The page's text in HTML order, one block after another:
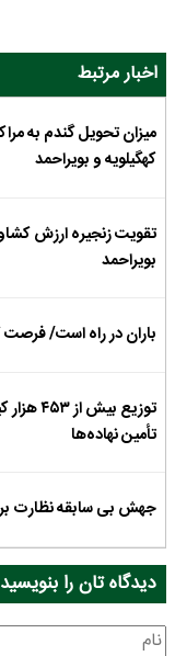
اخبار مرتبط
میزان تحویل گندم به
کهگیلویه و بویراحمد
تقویت زنجیره ارزش
بویراحمد
باران در راه است/
توزیع
تأمین نهاده‌ها
جهش بی سابقه نظارت بر
دیدگاه تان را بنویسید